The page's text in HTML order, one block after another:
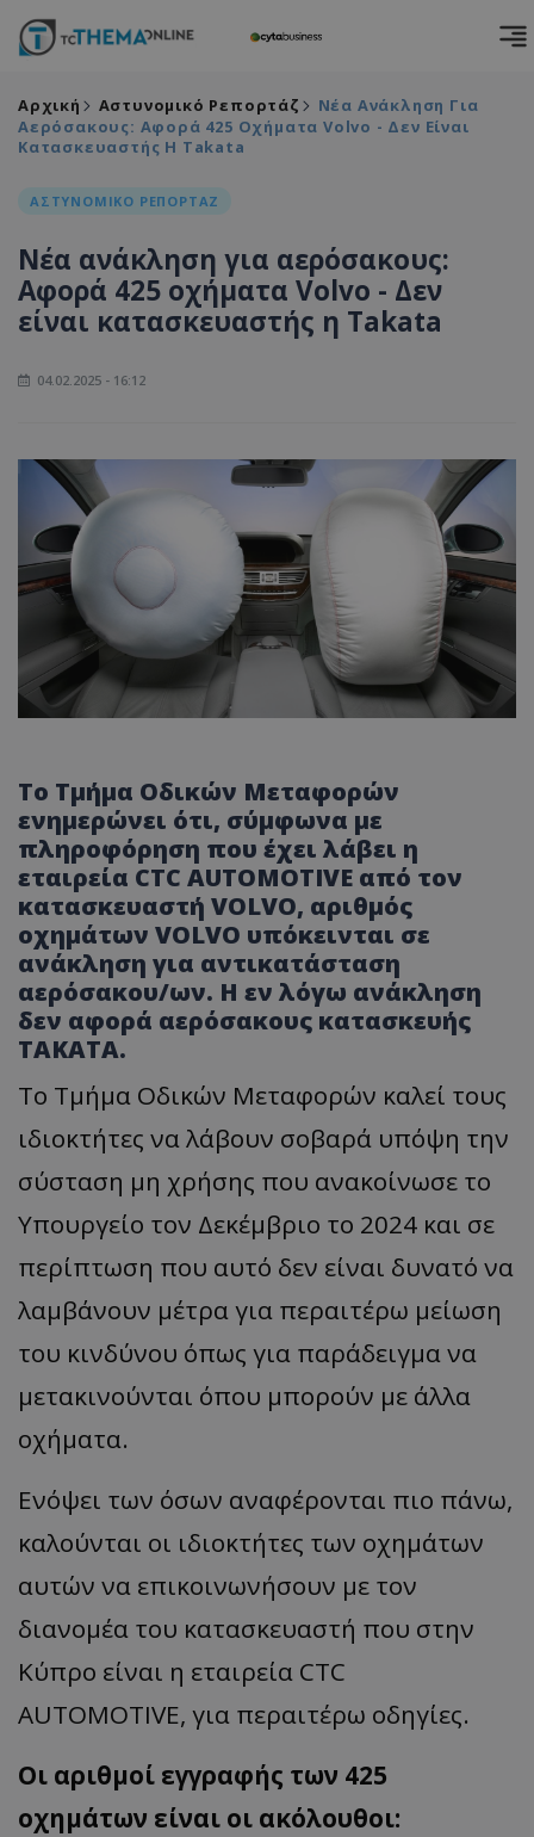
Αρχική Αστυνομικό Ρεπορτάζ
Νέα Ανάκληση Για
Αερόσακους: Αφορά 425 Οχήματα Volvo - Δεν Είναι
Κατασκευαστής Η Takata
ΑΣΤΥΝΟΜΙΚΟ ΡΕΠΟΡΤΑΖ
Νέα ανάκληση για αερόσακους:
Αφορά 425 οχήματα Volvo - Δεν
είναι κατασκευαστής η Takata
04.02.2025 - 16:12
Το Τμήμα Οδικών Μεταφορών
ενημερώνει ότι, σύμφωνα με
πληροφόρηση που έχει λάβει η
εταιρεία CTC AUTOMOTIVE από τον
κατασκευαστή VOLVO, αριθμός
οχημάτων VOLVO υπόκεινται σε
ανάκληση για αντικατάσταση
αερόσακου/ων. H εν λόγω ανάκληση
δεν αφορά αερόσακους κατασκευής
TAKATA.
Tο Τμήμα Οδικών Μεταφορών καλεί τους
ιδιοκτήτες να λάβουν σοβαρά υπόψη την
σύσταση μη χρήσης που ανακοίνωσε το
Υπουργείο τον Δεκέμβριο το 2024 και σε
περίπτωση που αυτό δεν είναι δυνατό να
λαμβάνουν μέτρα για περαιτέρω μείωση
του κινδύνου όπως για παράδειγμα να
μετακινούνται όπου μπορούν με άλλα
οχήματα.
Ενόψει των όσων αναφέρονται πιο πάνω,
καλούνται οι ιδιοκτήτες των οχημάτων
αυτών να επικοινωνήσουν με τον
διανομέα του κατασκευαστή που στην
Κύπρο είναι η εταιρεία CTC
AUTOMOTIVE, για περαιτέρω οδηγίες.
Οι αριθμοί εγγραφής των 425
οχημάτων είναι οι ακόλουθοι: